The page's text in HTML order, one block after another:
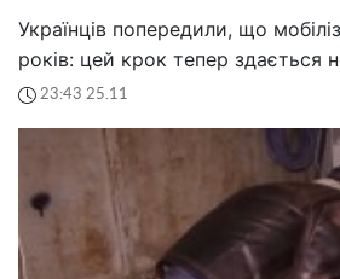
Українців попередили, що
років: цей крок тепер здається
23:43 25.11